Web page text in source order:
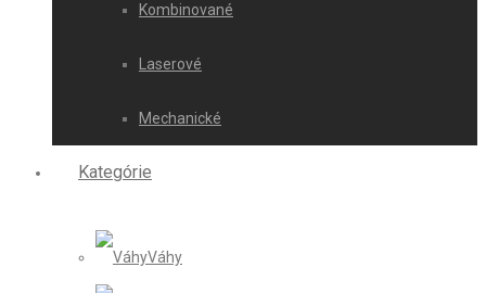
Kombinované
Laserové
Mechanické
Kategórie
Váhy